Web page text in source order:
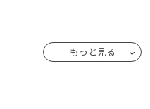
基調とした木造戸建の内
もっと見る